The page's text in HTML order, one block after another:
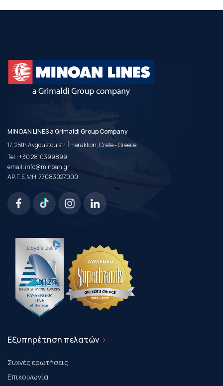
MINOAN LINES a Grimaldi Group Company
17, 25th Avgoustou str. | Heraklion, Crete - Greece
Tel.:+30 2810399899
email:info@minoan.gr
ΑΡ.Γ.Ε.ΜΗ. 77083027000
Εξυπηρέτηση πελατών
Συχνές ερωτήσεις
Επικοινωνία